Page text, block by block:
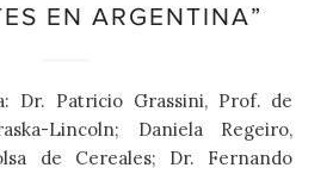
EN ARGENTINA”
Dr. Patricio Grassini, Prof. de
Lincoln; Daniela Regeiro,
de Cereales; Dr. Fernando